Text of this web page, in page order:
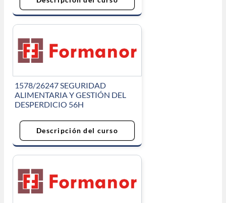
1578/26247 SEGURIDAD
ALIMENTARIA Y GESTIÓN DEL
DESPERDICIO 56H
Descripción del curso